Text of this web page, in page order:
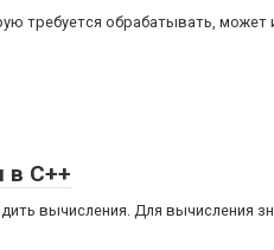
требуется обрабатывать,
C++
вычисления. Для вычисления